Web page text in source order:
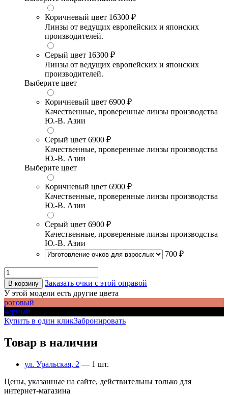
Коричневый цвет 16300 ₽
Линзы от ведущих европейских и японских
производителей.
Серый цвет 16300 ₽
Линзы от ведущих европейских и японских
производителей.
Выберите цвет
Коричневый цвет 6900 ₽
Качественные, проверенные линзы производства
Ю.-В. Азии
Серый цвет 6900 ₽
Качественные, проверенные линзы производства
Ю.-В. Азии
Выберите цвет
Коричневый цвет 6900 ₽
Качественные, проверенные линзы производства
Ю.-В. Азии
Серый цвет 6900 ₽
Качественные, проверенные линзы производства
Ю.-В. Азии
700 ₽
В корзину
Заказать очки с этой оправой
У этой модели есть другие цвета
роговый
черный
Купить в один кликЗабронировать
Товар в наличии
ул. Уральская, 2 — 1 шт.
Цены, указанные на сайте, действительны только для
интернет-магазина